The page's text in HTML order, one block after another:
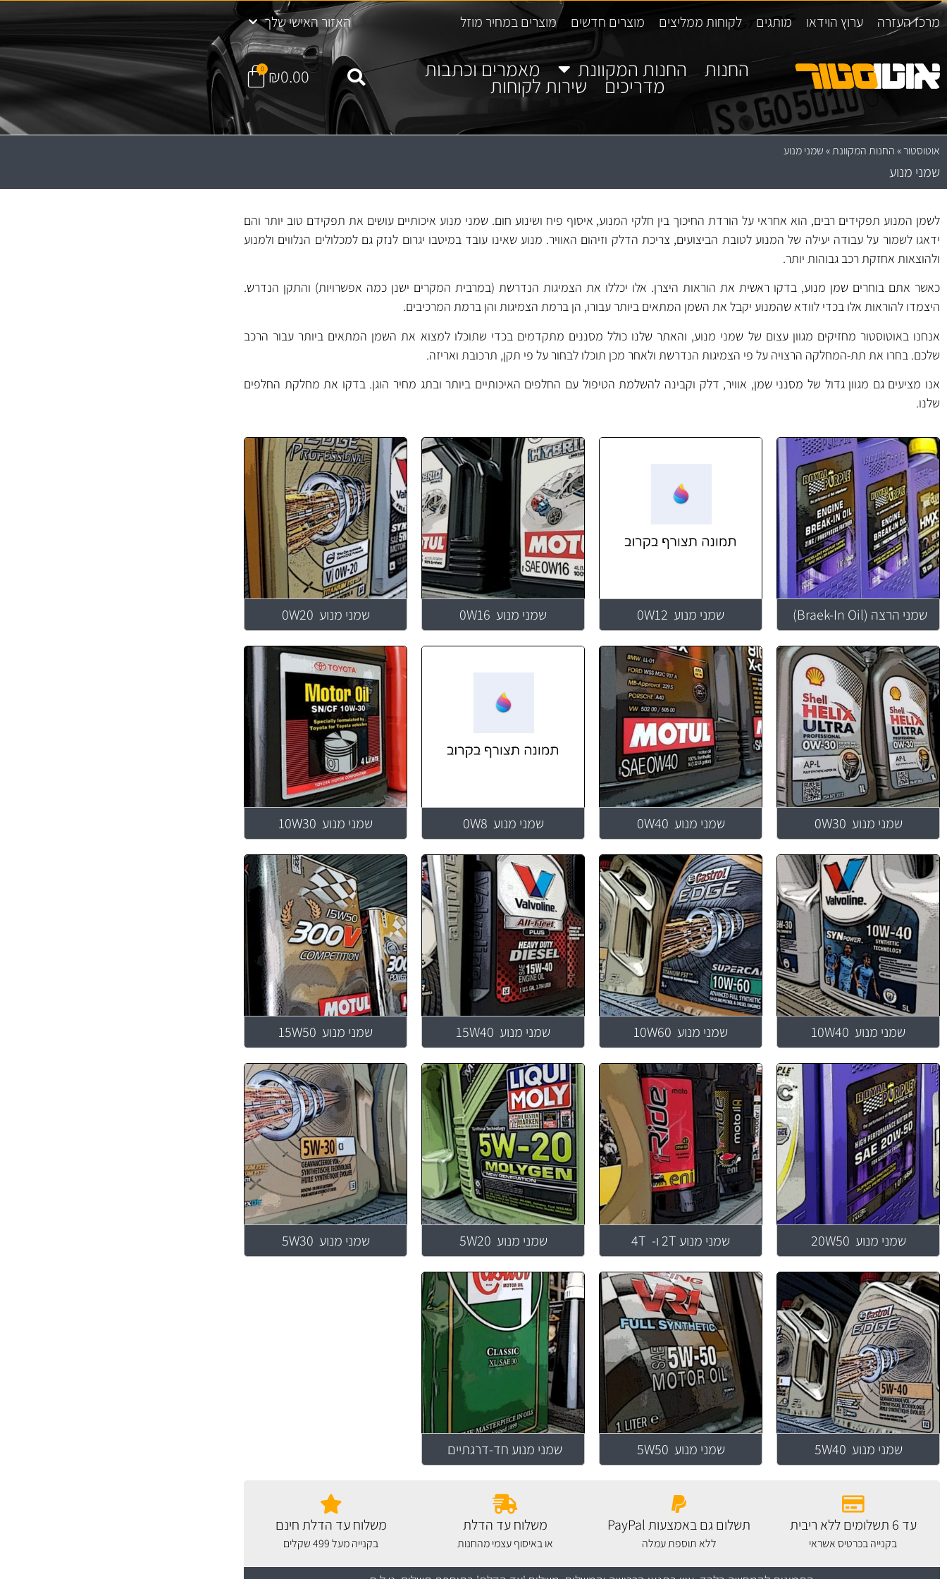
מרכז העזרה ערוץ הוידאו מותגים לקוחות ממליצים מוצרים חדשים מוצרים במחיר מוזל האזור האישי שלך
החנות החנות המקוונת מאמרים וכתבות
מדריכים שירות לקוחות ₪0.00
0
אוטוסטור»החנות המקוונת»שמני מנוע
שמני מנוע
לשמן המנוע תפקידים רבים, הוא אחראי על הורדת החיכוך בין חלקי המנוע, איסוף פיח ושינוע חום. שמני מנוע איכותיים עושים את תפקידם טוב יותר והם
ידאגו לשמור על עבודה יעילה של המנוע לטובת הביצועים, צריכת הדלק וזיהום האוויר. מנוע שאינו עובד במיטבו יגרום לנזק גם למכלולים הנלווים ולמנוע
ולהוצאות אחזקת רכב גבוהות יותר.
כאשר אתם בוחרים שמן מנוע, בדקו ראשית את הוראות היצרן. אלו יכללו את הצמיגות הנדרשת (במרבית המקרים ישנן כמה אפשרויות) והתקן הנדרש.
היצמדו להוראות אלו בכדי לוודא שהמנוע יקבל את השמן המתאים ביותר עבורו, הן ברמת הצמיגות והן ברמת המרכיבים.
אנחנו באוטוסטור מחזיקים מגוון עצום של שמני מנוע, והאתר שלנו כולל מסננים מתקדמים בכדי שתוכלו למצוא את השמן המתאים ביותר עבור הרכב
שלכם. בחרו את תת-המחלקה הרצויה על פי הצמיגות הנדרשת ולאחר מכן תוכלו לבחור על פי תקן, תרכובת ואריזה.
אנו מציעים גם מגוון גדול של מסנני שמן, אוויר, דלק וקבינה להשלמת הטיפול עם החלפים האיכותיים ביותר ובתג מחיר הוגן. בדקו את מחלקת החלפים
שלנו.
שמני הרצה (Braek-In Oil) שמני מנוע 0W12 שמני מנוע 0W16 שמני מנוע 0W20
שמני מנוע 0W30 שמני מנוע 0W40 שמני מנוע 0W8 שמני מנוע 10W30
שמני מנוע 10W40 שמני מנוע 10W60 שמני מנוע 15W40 שמני מנוע 15W50
שמני מנוע 20W50 שמני מנוע 2T ו- 4T שמני מנוע 5W20 שמני מנוע 5W30
שמני מנוע 5W40 שמני מנוע 5W50 שמני מנוע חד-דרגתיים
עד 6 תשלומים ללא ריבית
בקנייה בכרטיס אשראי
תשלום גם באמצעות PayPal
ללא תוספת עמלה
משלוח עד הדלת
או באיסוף עצמי מהחנות
משלוח עד הדלת חינם
בקנייה מעל 499 שקלים